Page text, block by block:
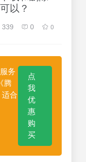
以？
339 0 0
务
腾
适合
点
我
优
惠
购
买